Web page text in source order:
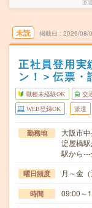
派
未読 掲載日 2026/08/
正社員登用実
ン！＞伝票
職種未経験OK 交
WEB登録OK 派遣
勤務地
大阪市
淀屋橋
駅から
曜日頻度 月～金
時間 09:00～